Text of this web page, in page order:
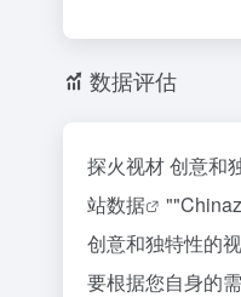
数据评估
探火视材 创意和
站数据
""
创意和独特性的
要根据您自身的